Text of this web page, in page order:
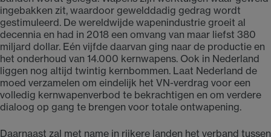
ingebakken zit, waardoor gewelddadig gedrag wordt
gestimuleerd. De wereldwijde wapenindustrie groeit al
decennia en had in 2018 een omvang van maar liefst 380
miljard dollar. Eén vijfde daarvan ging naar de productie en
het onderhoud van 14.000 kernwapens. Ook in Nederland
liggen nog altijd twintig kernbommen. Laat Nederland de
moed verzamelen om eindelijk het VN-verdrag voor een
volledig kernwapenverbod te bekrachtigen en om verdere
dialoog op gang te brengen voor totale ontwapening.
Daarnaast zal met name in rijkere landen het verband tussen